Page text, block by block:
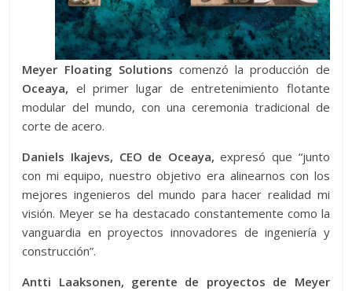
Meyer Floating Solutions comenzó la producción de
Oceaya, el primer lugar de entretenimiento flotante
modular del mundo, con una ceremonia tradicional de
corte de acero.
Daniels Ikajevs, CEO de Oceaya, expresó que “junto
con mi equipo, nuestro objetivo era alinearnos con los
mejores ingenieros del mundo para hacer realidad mi
visión. Meyer se ha destacado constantemente como la
vanguardia en proyectos innovadores de ingeniería y
construcción”.
Antti Laaksonen, gerente de proyectos de Meyer